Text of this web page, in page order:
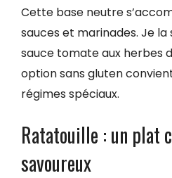
Cette base neutre
sauces et marinades. Je
sauce tomate aux herbes
option sans gluten
régimes spéciaux.
Ratatouille : un plat
savoureux